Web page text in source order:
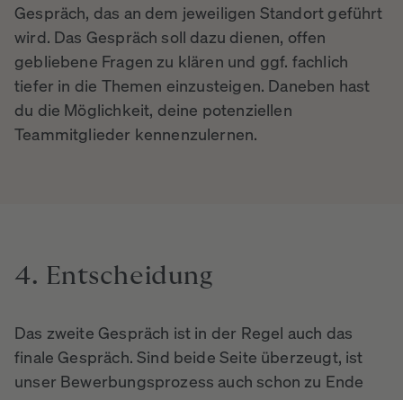
Gespräch, das an dem jeweiligen Standort geführt
wird. Das Gespräch soll dazu dienen, offen
gebliebene Fragen zu klären und ggf. fachlich
tiefer in die Themen einzusteigen. Daneben hast
du die Möglichkeit, deine potenziellen
Teammitglieder kennenzulernen.
4. Entscheidung
Das zweite Gespräch ist in der Regel auch das
finale Gespräch. Sind beide Seite überzeugt, ist
unser Bewerbungsprozess auch schon zu Ende